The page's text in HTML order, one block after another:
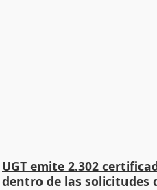
UGT emite 2.302
dentro de las solicitudes